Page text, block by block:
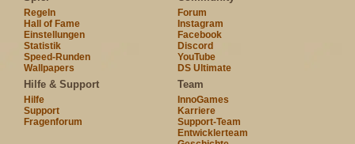
Regeln
Hall of Fame
Einstellungen
Statistik
Speed-Runden
Wallpapers
Forum
Instagram
Facebook
Discord
YouTube
DS Ultimate
Hilfe & Support
Hilfe
Support
Fragenforum
Team
InnoGames
Karriere
Support-Team
Entwicklerteam